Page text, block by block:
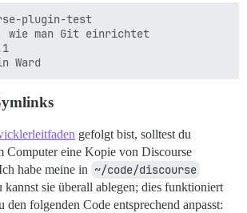
plugin-test
wie man Git einrichtet
gefolgt bist, solltest du
Computer eine Kopie von Discourse
habe meine in ~/code/discourse
kannst sie überall ablegen; dies funktioniert
den folgenden Code entsprechend anpasst: